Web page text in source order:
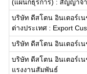
(แผนกธุรการ) : สัญญาจ้
บริษัท ดีสโตน อินเตอร์เ
ต่างประเทศ : Export
บริษัท ดีสโตน อินเตอร์เ
บริษัท ดีสโตน อินเตอร์เ
แรงงานสัมพันธ์